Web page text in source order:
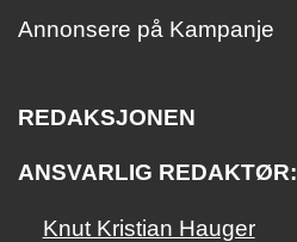
Annonsere på Kampanje
REDAKSJONEN
ANSVARLIG REDAKTØR:
Knut Kristian Hauger